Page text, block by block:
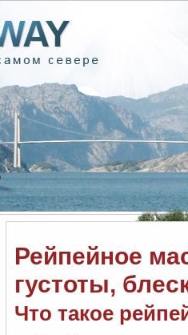
Рейпейное
густоты,
Что такое